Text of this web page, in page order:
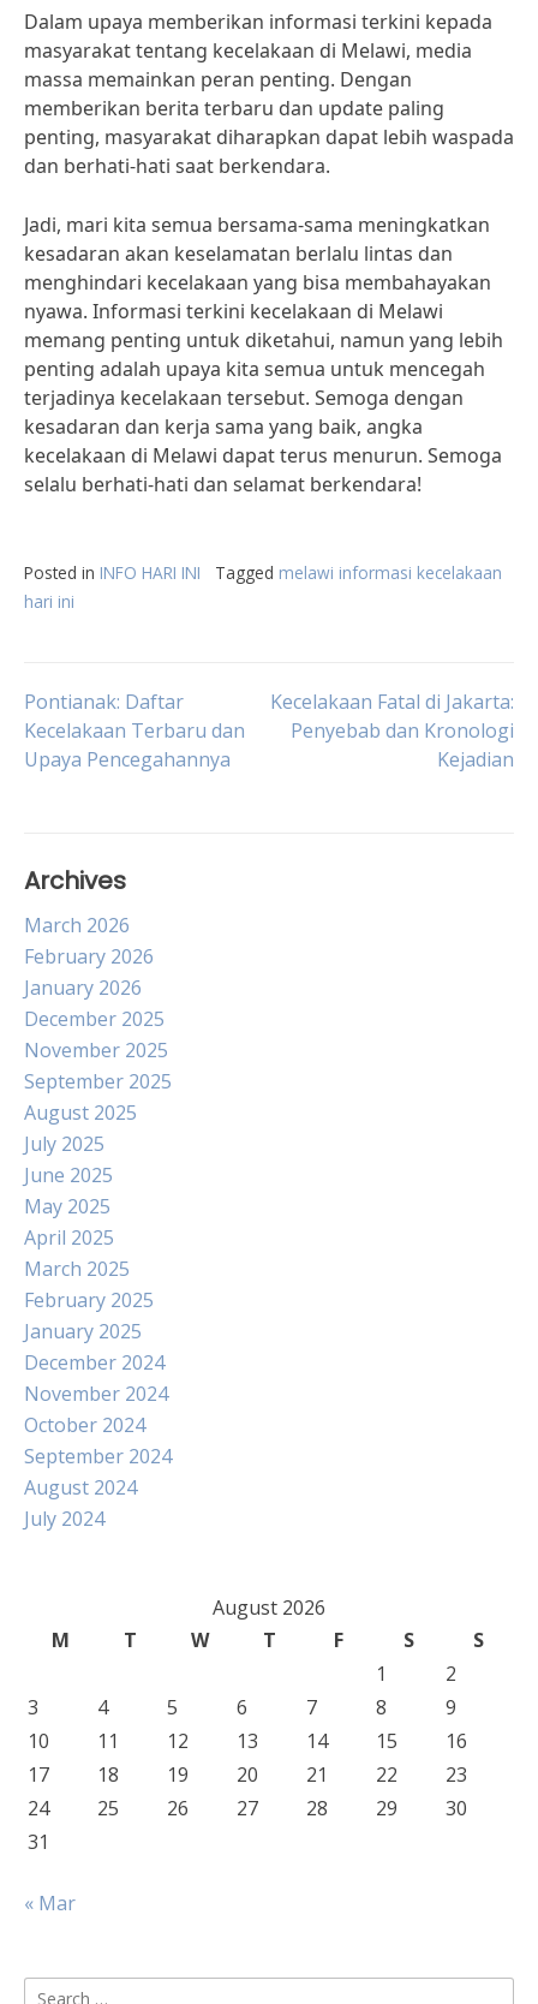
Dalam upaya memberikan informasi terkini kepada
masyarakat tentang kecelakaan di Melawi, media
massa memainkan peran penting. Dengan
memberikan berita terbaru dan update paling
penting, masyarakat diharapkan dapat lebih waspada
dan berhati-hati saat berkendara.
Jadi, mari kita semua bersama-sama meningkatkan
kesadaran akan keselamatan berlalu lintas dan
menghindari kecelakaan yang bisa membahayakan
nyawa. Informasi terkini kecelakaan di Melawi
memang penting untuk diketahui, namun yang lebih
penting adalah upaya kita semua untuk mencegah
terjadinya kecelakaan tersebut. Semoga dengan
kesadaran dan kerja sama yang baik, angka
kecelakaan di Melawi dapat terus menurun. Semoga
selalu berhati-hati dan selamat berkendara!
Posted in INFO HARI INI Tagged melawi informasi kecelakaan
hari ini
Post
navigation
Pontianak: Daftar
Kecelakaan Terbaru dan
Upaya Pencegahannya
Kecelakaan Fatal di Jakarta:
Penyebab dan Kronologi
Kejadian
Archives
March 2026
February 2026
January 2026
December 2025
November 2025
September 2025
August 2025
July 2025
June 2025
May 2025
April 2025
March 2025
February 2025
January 2025
December 2024
November 2024
October 2024
September 2024
August 2024
July 2024
August 2026
M
T W T F S
S
1
2
3
4 5 6 7 8
9
10
11 12 13 14 15
16
17
18 19 20 21 22
23
24
25 26 27 28 29
30
31
« Mar
Search